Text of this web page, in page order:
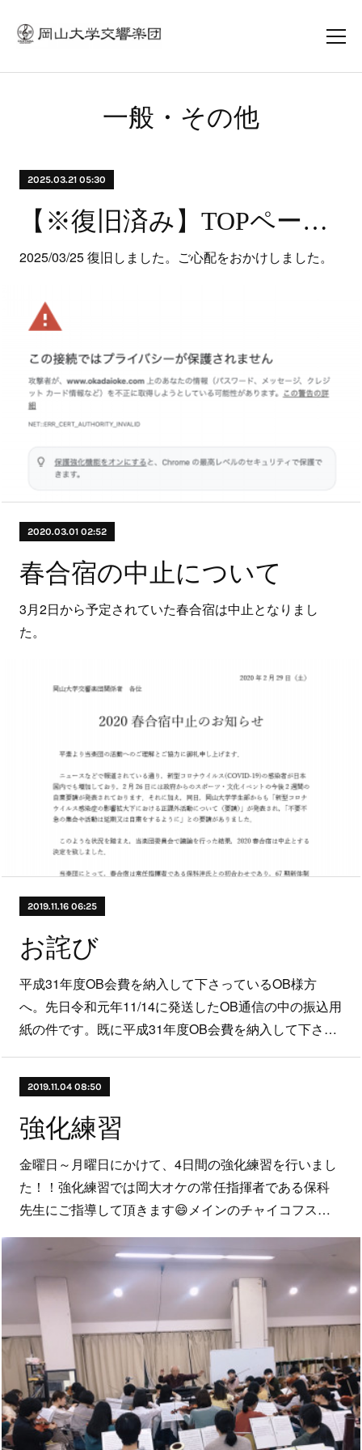
一般・その他
2025.03.21 05:30
【※復旧済み】TOPページの警告メッセージについて
2025/03/25 復旧しました。ご心配をおかけしました。
2020.03.01 02:52
春合宿の中止について
3月2日から予定されていた春合宿は中止となりまし
た。
2019.11.16 06:25
お詫び
平成31年度OB会費を納入して下さっているOB様方
へ。先日令和元年11/14に発送したOB通信の中の振込用
紙の件です。既に平成31年度OB会費を納入して下さ…
2019.11.04 08:50
強化練習
金曜日～月曜日にかけて、4日間の強化練習を行いまし
た！！強化練習では岡大オケの常任指揮者である保科
先生にご指導して頂きます😄メインのチャイコフス…